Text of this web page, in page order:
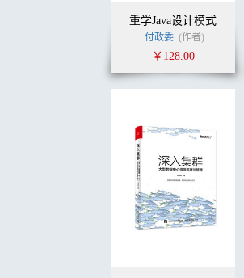
重学Java设计模式
付政委 (作者)
￥128.00